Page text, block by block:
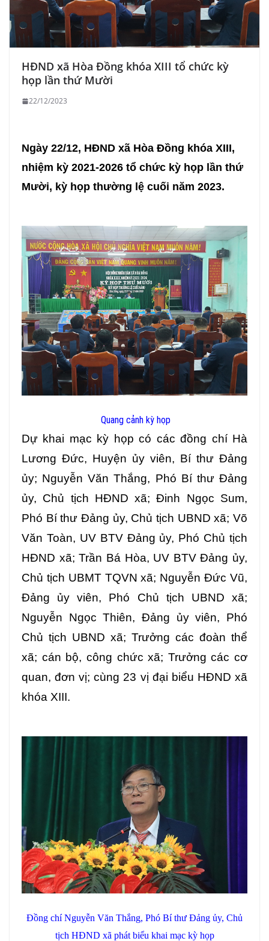
HĐND xã Hòa Đồng khóa XIII tổ chức kỳ
họp lần thứ Mười
22/12/2023
Ngày 22/12, HĐND xã Hòa Đồng khóa XIII,
nhiệm kỳ 2021-2026 tổ chức kỳ họp lần thứ
Mười, kỳ họp thường lệ cuối năm 2023.
Quang cảnh kỳ họp
Dự khai mạc kỳ họp có các đồng chí Hà
Lương Đức, Huyện ủy viên, Bí thư Đảng
ủy; Nguyễn Văn Thắng, Phó Bí thư Đảng
ủy, Chủ tịch HĐND xã; Đinh Ngọc Sum,
Phó Bí thư Đảng ủy, Chủ tịch UBND xã; Võ
Văn Toàn, UV BTV Đảng ủy, Phó Chủ tịch
HĐND xã; Trần Bá Hòa, UV BTV Đảng ủy,
Chủ tịch UBMT TQVN xã; Nguyễn Đức Vũ,
Đảng ủy viên, Phó Chủ tịch UBND xã;
Nguyễn Ngọc Thiên, Đảng ủy viên, Phó
Chủ tịch UBND xã; Trưởng các đoàn thể
xã; cán bộ, công chức xã; Trưởng các cơ
quan, đơn vị; cùng 23 vị đại biểu HĐND xã
khóa XIII.
Đồng chí Nguyễn Văn Thắng, Phó Bí thư Đảng ủy, Chủ
tịch HĐND xã phát biểu khai mạc kỳ họp